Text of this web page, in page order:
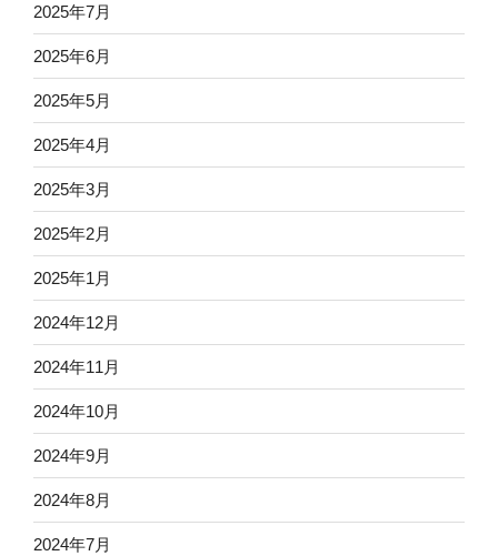
2025年7月
2025年6月
2025年5月
2025年4月
2025年3月
2025年2月
2025年1月
2024年12月
2024年11月
2024年10月
2024年9月
2024年8月
2024年7月